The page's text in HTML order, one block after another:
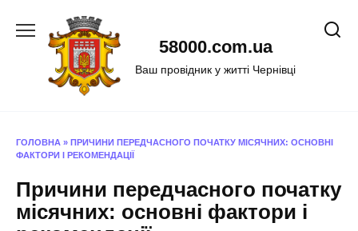
58000.com.ua
Ваш провідник у житті Чернівці
ГОЛОВНА » ПРИЧИНИ ПЕРЕДЧАСНОГО ПОЧАТКУ МІСЯЧНИХ: ОСНОВНІ
ФАКТОРИ І РЕКОМЕНДАЦІЇ
Причини передчасного початку
місячних: основні фактори і